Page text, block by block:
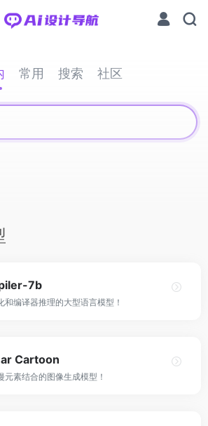
常用 搜索 社区
7b
和编译器推理的大型语言模型！
Cartoon
元素结合的图像生成模型！